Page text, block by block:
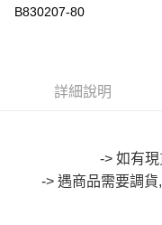
大哥付你分期
1.本服務由台灣大哥大提供
2.付款方式選擇「大哥付你
流程，驗證手機門號後，選
相關說明
【關於「AFTEE先享後付」
AFTEE先享後付是「在收到
B830207-80
詳細說明
-> 如有
-> 遇商品需要調